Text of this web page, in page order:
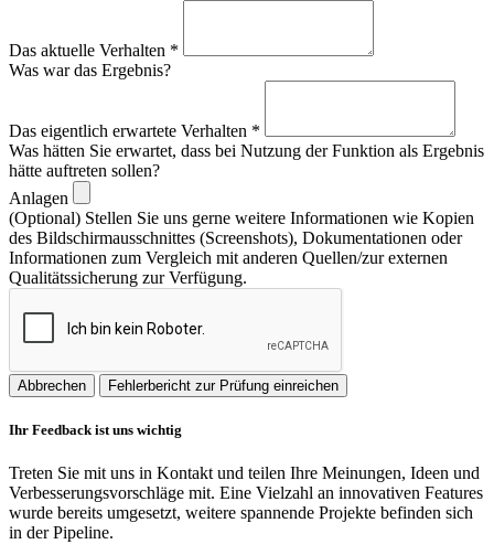
Das aktuelle Verhalten *
Was war das Ergebnis?
Das eigentlich erwartete Verhalten *
Was hätten Sie erwartet, dass bei Nutzung der Funktion als Ergebnis
hätte auftreten sollen?
Anlagen
(Optional) Stellen Sie uns gerne weitere Informationen wie Kopien
des Bildschirmausschnittes (Screenshots), Dokumentationen oder
Informationen zum Vergleich mit anderen Quellen/zur externen
Qualitätssicherung zur Verfügung.
Abbrechen Fehlerbericht zur Prüfung einreichen
Ihr Feedback ist uns wichtig
Treten Sie mit uns in Kontakt und teilen Ihre Meinungen, Ideen und
Verbesserungsvorschläge mit. Eine Vielzahl an innovativen Features
wurde bereits umgesetzt, weitere spannende Projekte befinden sich
in der Pipeline.